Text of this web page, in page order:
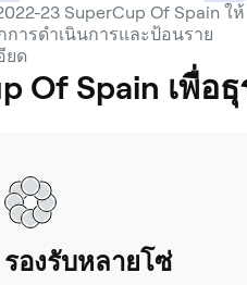
23 SuperCup Of Spain ให้
การดำเนินการและป้อนราย
ยด
Of Spain เพื่อ
รองรับหลายโซ่